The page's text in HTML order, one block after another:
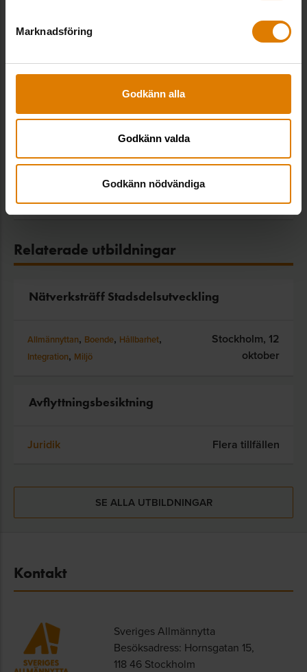
Marknadsföring
Godkänn alla
Godkänn valda
Godkänn nödvändiga
Hyresvärdens ansvar vid brister i
Allmännyttan, Boende, Hyressättning,
Juridik
Kostnadsfri
ansvar (2020)
Allmännyttan, Boende, Hållbarhet
Relaterade utbildningar
Nätverksträff Stadsdelsutveckling
Allmännyttan, Boende, Hållbarhet,
Integration, Miljö
Stockholm, 12
oktober
Avflyttningsbesiktning
Juridik Flera tillfällen
SE ALLA UTBILDNINGAR
Kontakt
Sveriges Allmännytta
Besöksadress: Hornsgatan 15,
118 46 Stockholm